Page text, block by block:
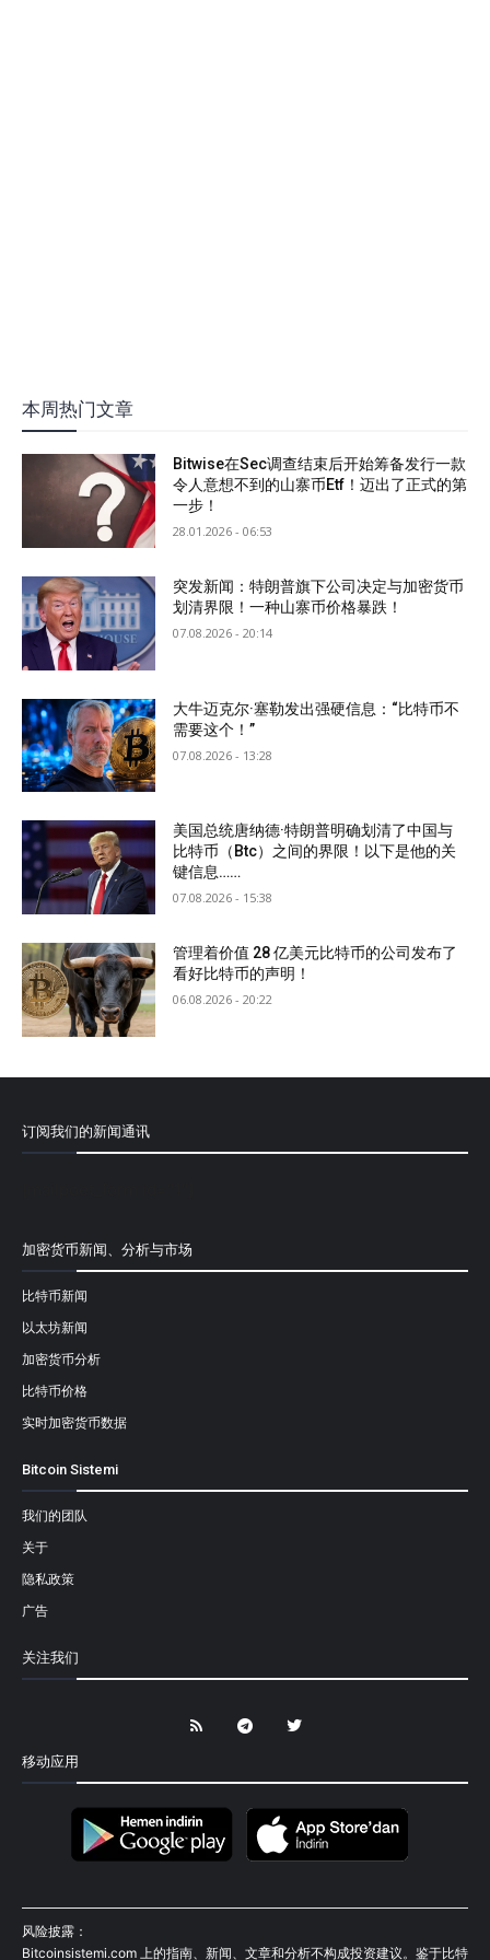
本周热门文章
Bitwise在Sec调查结束后开始筹备发行一款
令人意想不到的山寨币Etf！迈出了正式的第
一步！
28.01.2026 - 06:53
突发新闻：特朗普旗下公司决定与加密货币
划清界限！一种山寨币价格暴跌！
07.08.2026 - 20:14
大牛迈克尔·塞勒发出强硬信息：“比特币不
需要这个！”
07.08.2026 - 13:28
美国总统唐纳德·特朗普明确划清了中国与
比特币（Btc）之间的界限！以下是他的关
键信息……
07.08.2026 - 15:38
管理着价值 28 亿美元比特币的公司发布了
看好比特币的声明！
06.08.2026 - 20:22
订阅我们的新闻通讯
加密货币新闻、分析与市场
比特币新闻
以太坊新闻
加密货币分析
比特币价格
实时加密货币数据
Bitcoin Sistemi
我们的团队
关于
隐私政策
广告
关注我们
移动应用
风险披露：
Bitcoinsistemi.com 上的指南、新闻、文章和分析不构成投资建议。鉴于比特